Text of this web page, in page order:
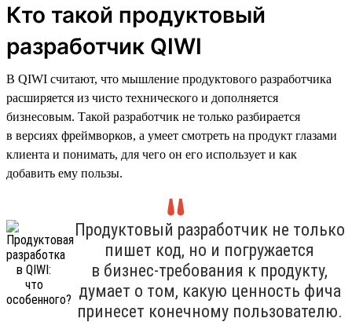
Кто такой продуктовый
разработчик QIWI
В QIWI считают, что мышление продуктового разработчика
расширяется из чисто технического и дополняется
бизнесовым. Такой разработчик не только разбирается
в версиях фреймворков, а умеет смотреть на продукт глазами
клиента и понимать, для чего он его использует и как
добавить ему пользы.
Продуктовый разработчик не только
пишет код, но и погружается
в бизнес-требования к продукту,
думает о том, какую ценность фича
принесет конечному пользователю.